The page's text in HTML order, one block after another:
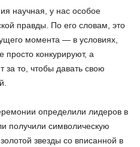
научная, у нас особое
правды. По его словам, это
момента — в условиях,
просто конкурируют, а
за то, чтобы давать свою
определили лидеров в
получили символическую
звезды со вписанной в